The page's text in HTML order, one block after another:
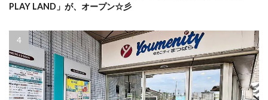
PLAY LAND」が、オープン☆彡